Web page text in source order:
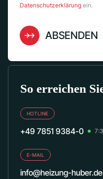
Datenschutzerklärung ein.
ABSENDEN
So erreichen
HOTLINE
+49 7851 9384-0
E-MAIL
info@heizung-huber.de